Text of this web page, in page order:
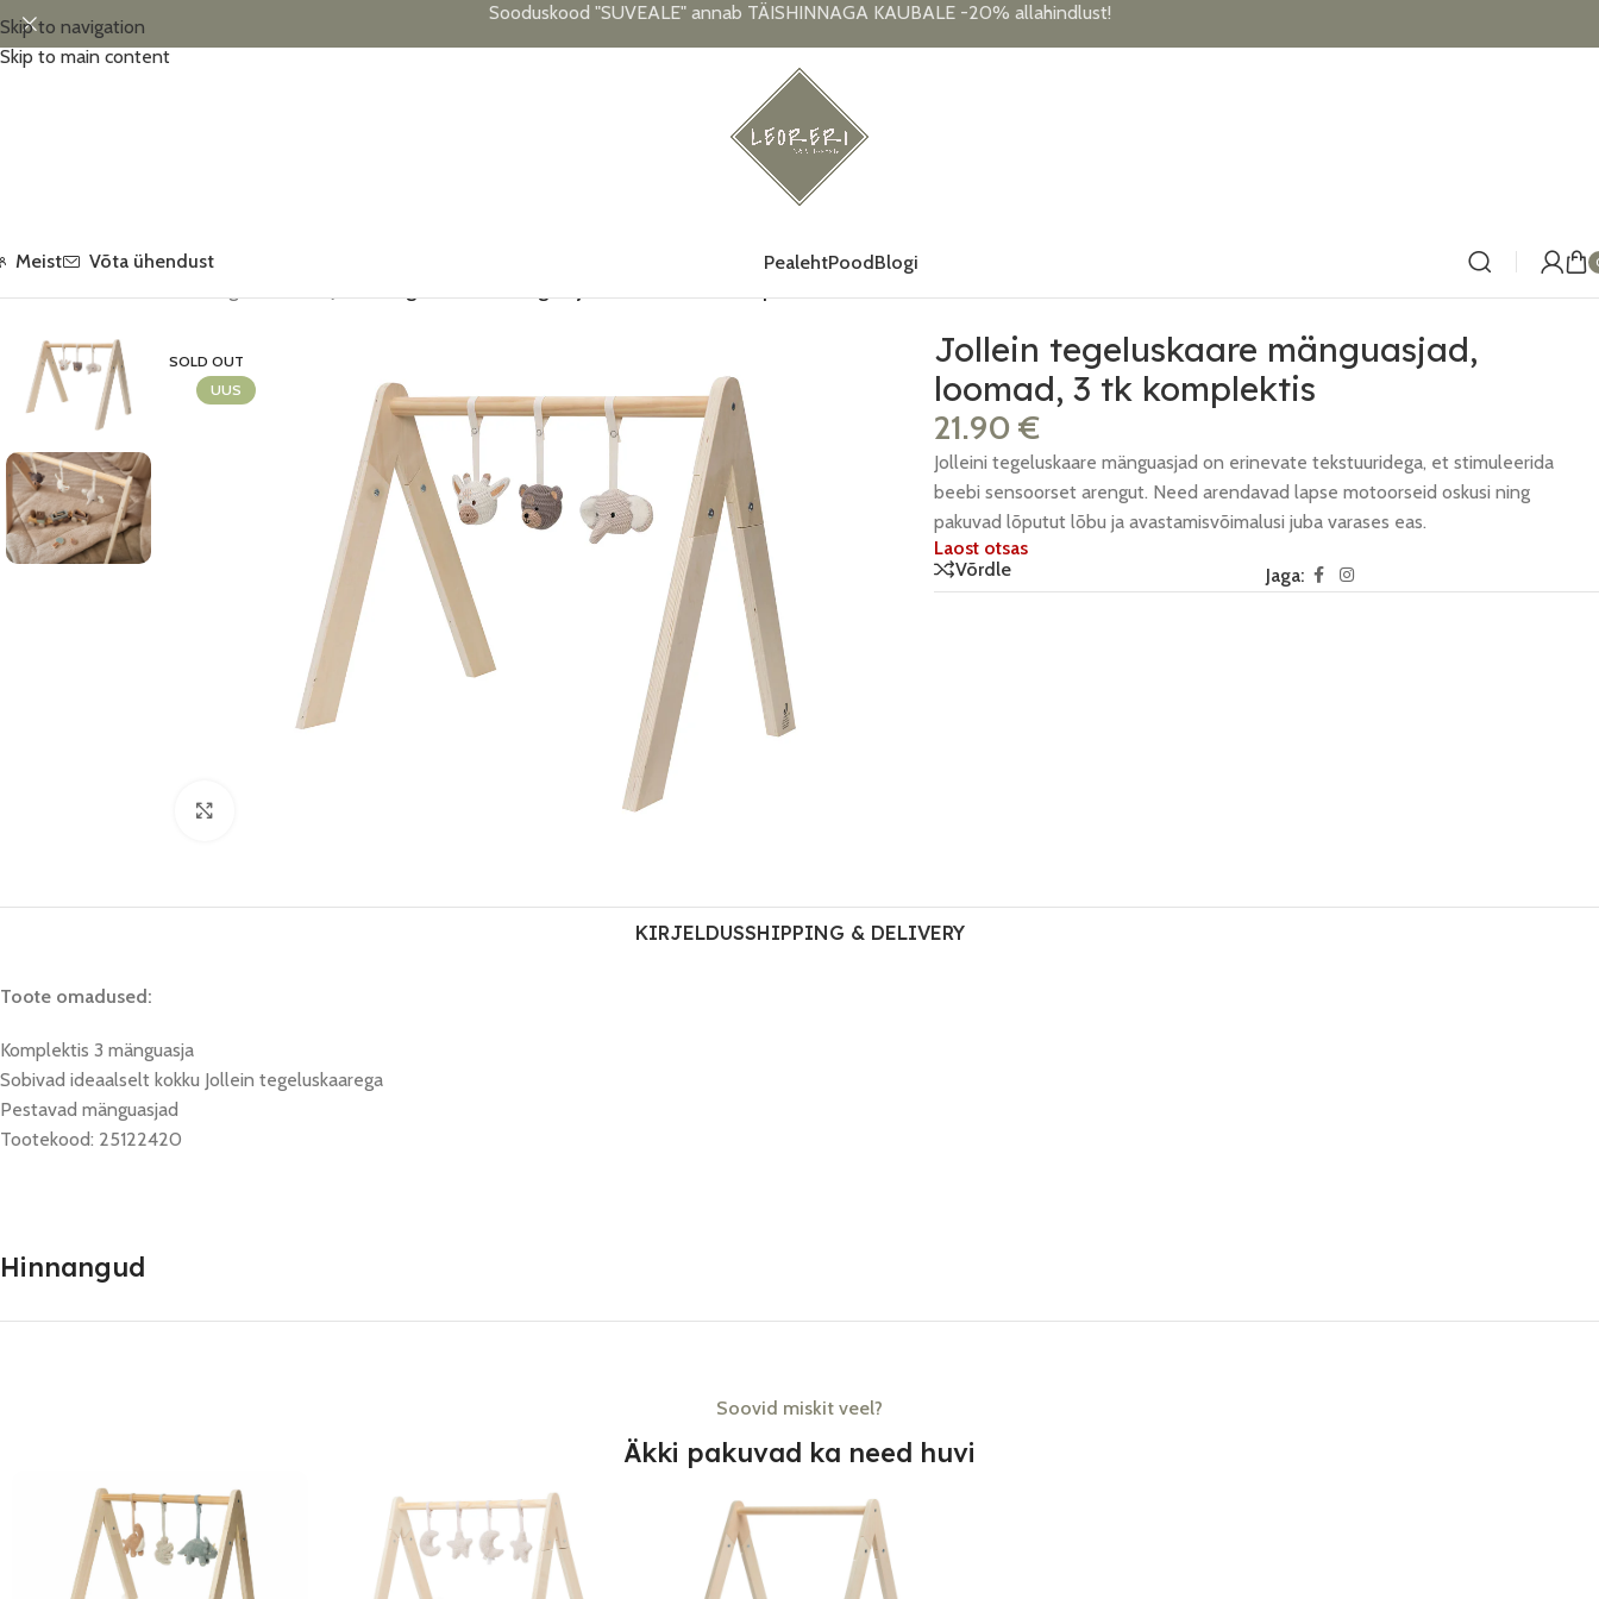
Skip to navigation
Skip to main content
Sooduskood "SUVEALE" annab TÄISHINNAGA KAUBALE -20% allahindlust!
Meist Võta ühendust PealehtPoodBlogi
SOLD OUT
UUS
Jollein tegeluskaare mänguasjad,
loomad, 3 tk komplektis
21.90 €
Jolleini tegeluskaare mänguasjad on erinevate tekstuuridega, et stimuleerida
beebi sensoorset arengut. Need arendavad lapse motoorseid oskusi ning
pakuvad lõputut lõbu ja avastamisvõimalusi juba varases eas.
Laost otsas
Võrdle
Jaga:
KIRJELDUSSHIPPING & DELIVERY
Toote omadused:
Komplektis 3 mänguasja
Sobivad ideaalselt kokku Jollein tegeluskaarega
Pestavad mänguasjad
Tootekood: 25122420
Hinnangud
Soovid miskit veel?
Äkki pakuvad ka need huvi